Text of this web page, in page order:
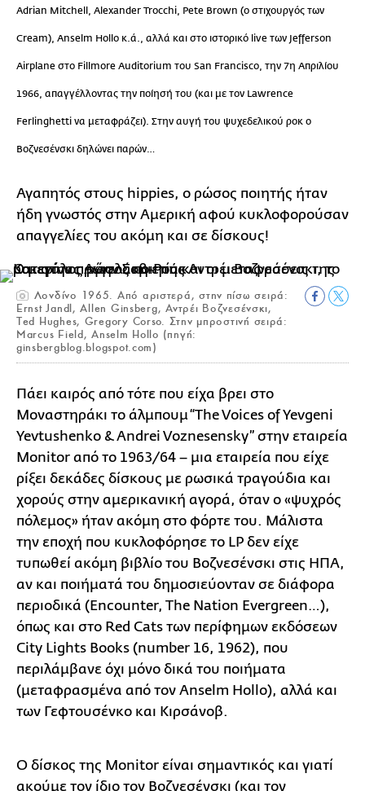
Adrian Mitchell, Alexander Trocchi, Pete Brown (ο στιχουργός των
Cream), Anselm Hollo κ.ά., αλλά και στο ιστορικό live των Jefferson
Airplane στο Fillmore Auditorium του San Francisco, την 7η Απριλίου
1966, απαγγέλλοντας την ποίησή του (και με τον Lawrence
Ferlinghetti να μεταφράζει). Στην αυγή του ψυχεδελικού ροκ ο
Βοζνεσένσκι δηλώνει παρών…
Αγαπητός στους hippies, ο ρώσος ποιητής ήταν
ήδη γνωστός στην Αμερική αφού κυκλοφορούσαν
απαγγελίες του ακόμη και σε δίσκους!
Λονδίνο 1965. Από αριστερά, στην πίσω σειρά:
Ernst Jandl, Allen Ginsberg, Αντρέι Βοζνεσένσκι,
Ted Hughes, Gregory Corso. Στην μπροστινή σειρά:
Marcus Field, Anselm Hollo (πηγή:
ginsbergblog.blogspot.com)
Πάει καιρός από τότε που είχα βρει στο
Μοναστηράκι το άλμπουμ “The Voices of Yevgeni
Yevtushenko & Andrei Voznesensky” στην εταιρεία
Monitor από το 1963/64 – μια εταιρεία που είχε
ρίξει δεκάδες δίσκους με ρωσικά τραγούδια και
χορούς στην αμερικανική αγορά, όταν ο «ψυχρός
πόλεμος» ήταν ακόμη στο φόρτε του. Μάλιστα
την εποχή που κυκλοφόρησε το LP δεν είχε
τυπωθεί ακόμη βιβλίο του Βοζνεσένσκι στις ΗΠΑ,
αν και ποιήματά του δημοσιεύονταν σε διάφορα
περιοδικά (Encounter, The Nation Evergreen…),
όπως και στο Red Cats των περίφημων εκδόσεων
City Lights Books (number 16, 1962), που
περιλάμβανε όχι μόνο δικά του ποιήματα
(μεταφρασμένα από τον Anselm Hollo), αλλά και
των Γεφτουσένκο και Κιρσάνοβ.
Ο δίσκος της Monitor είναι σημαντικός και γιατί
ακούμε τον ίδιο τον Βοζνεσένσκι (και τον